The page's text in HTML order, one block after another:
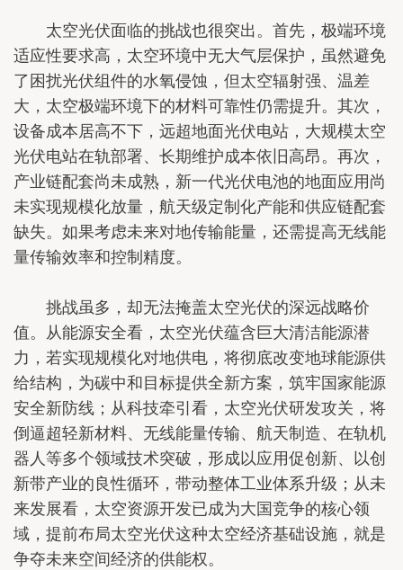
太空光伏面临的挑战也很突出。首先，极端环境
适应性要求高，太空环境中无大气层保护，虽然避免
了困扰光伏组件的水氧侵蚀，但太空辐射强、温差
大，太空极端环境下的材料可靠性仍需提升。其次，
设备成本居高不下，远超地面光伏电站，大规模太空
光伏电站在轨部署、长期维护成本依旧高昂。再次，
产业链配套尚未成熟，新一代光伏电池的地面应用尚
未实现规模化放量，航天级定制化产能和供应链配套
缺失。如果考虑未来对地传输能量，还需提高无线能
量传输效率和控制精度。
挑战虽多，却无法掩盖太空光伏的深远战略价
值。从能源安全看，太空光伏蕴含巨大清洁能源潜
力，若实现规模化对地供电，将彻底改变地球能源供
给结构，为碳中和目标提供全新方案，筑牢国家能源
安全新防线；从科技牵引看，太空光伏研发攻关，将
倒逼超轻新材料、无线能量传输、航天制造、在轨机
器人等多个领域技术突破，形成以应用促创新、以创
新带产业的良性循环，带动整体工业体系升级；从未
来发展看，太空资源开发已成为大国竞争的核心领
域，提前布局太空光伏这种太空经济基础设施，就是
争夺未来空间经济的供能权。